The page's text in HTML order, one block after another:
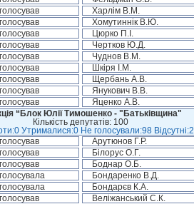
Харлім В.М.
Хомутиннік В.Ю.
Цюрко П.І.
Чертков Ю.Д.
Чуднов В.М.
Шкіря І.М.
Щербань А.В.
Янукович В.В.
Яценко А.В.
“Блок Юлії Тимошенко - "Батьківщина"
Кількість депутатів: 100
Утрималися:0 Не голосували:98 Відсутні:2
Арутюнов Г.Р.
Білорус О.Г.
Боднар О.Б.
Бондаренко В.Д.
Бондарєв К.А.
Веліжанський С.К.